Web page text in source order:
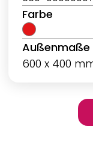
Farbe
Außenmaße
600 x 400